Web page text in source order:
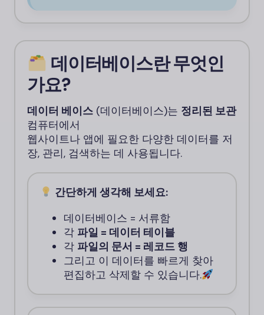
데이터베이스란 무엇인
가요?
데이터 베이스 (데이터베이스)는 정리된 보관
컴퓨터에서
웹사이트나 앱에 필요한 다양한 데이터를 저
장, 관리, 검색하는 데 사용됩니다.
간단하게 생각해 보세요:
데이터베이스 = 서류함
각 파일 = 데이터 테이블
각 파일의 문서 = 레코드 행
그리고 이 데이터를 빠르게 찾아
편집하고 삭제할 수 있습니다.